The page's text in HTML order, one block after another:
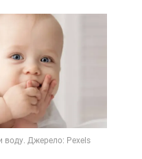
Джерело: Pexels